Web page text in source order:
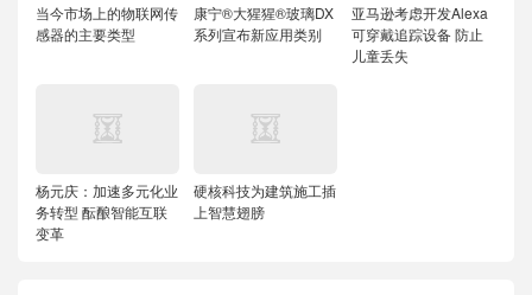
当今市场上的物联网传
感器的主要类型
康宁®大猩猩®玻璃DX
系列宣布新应用类别
亚马逊考虑开发Alexa
可穿戴追踪设备 防止
儿童丢失
杨元庆：加速多元化业
务转型 酝酿智能互联
变革
硬核科技为建筑施工插
上智慧翅膀